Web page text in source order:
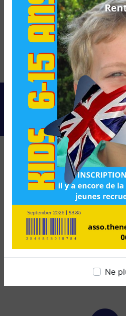
Ne
asso.thenewschool@gmail.com.
pourra vous être demandé. Nous
pendant la période de prise de
durée de prescription légale aux
gestion des contentieux. Vous
inscrire sur la liste d'opposition
téléphonique, disponible à cette
Consultez le site cnil.fr pour
droits.
NOS
CES
Bruges
Le Haillan